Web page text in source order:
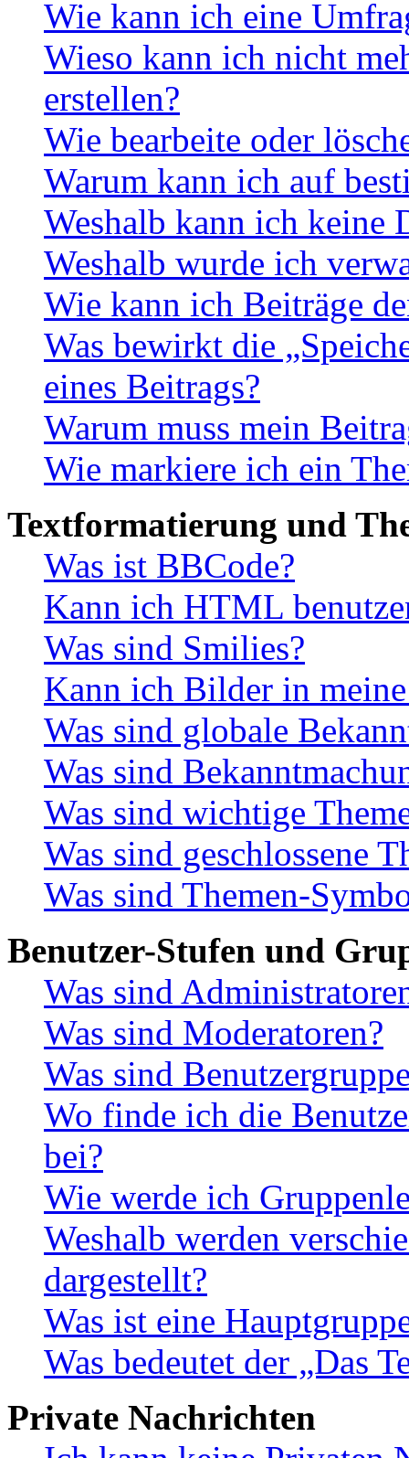
Wie kann ich eine
Wieso kann ich nicht
erstellen?
Wie bearbeite oder
Warum kann ich auf
Weshalb kann ich keine
Weshalb wurde ich
Wie kann ich Beiträge
Was bewirkt die
eines Beitrags?
Warum muss mein
Wie markiere ich ein
Textformatierung und
Was ist BBCode?
Kann ich HTML
Was sind Smilies?
Kann ich Bilder in
Was sind globale
Was sind
Was sind wichtige
Was sind geschlossene
Was sind Themen-
Benutzer-Stufen und
Was sind
Was sind Moderatoren?
Was sind
Wo finde ich die
bei?
Wie werde ich
Weshalb werden
dargestellt?
Was ist eine
Was bedeutet der „Das
Private Nachrichten